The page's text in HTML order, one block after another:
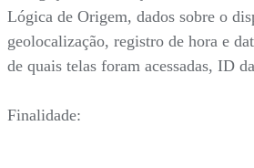
Lógica de Origem, dados sobre o
geolocalização, registro de hora e
de quais telas foram acessadas, ID
Finalidade: